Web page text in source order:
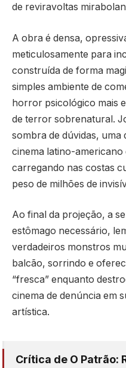
de reviravoltas
A obra é densa,
meticulosamente para
construída de forma
simples ambiente de
horror psicológico mais
de terror sobrenatural.
sombra de dúvidas, uma
cinema latino-americano
carregando nas costas
peso de milhões de
Ao final da projeção, a
estômago necessário,
verdadeiros monstros
balcão, sorrindo e
“fresca” enquanto
cinema de denúncia em
artística.
Crítica de O Patrão: